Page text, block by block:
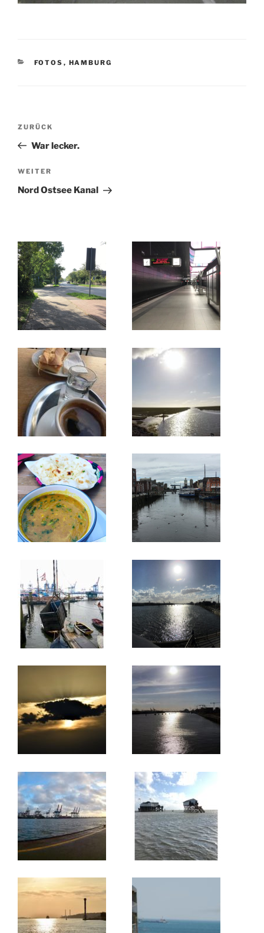
KATEGORIEN
FOTOS , HAMBURG
Beitragsnavigation
Vorheriger
Beitrag
ZURÜCK
War lecker.
Nächster
Beitrag
WEITER
Nord Ostsee Kanal